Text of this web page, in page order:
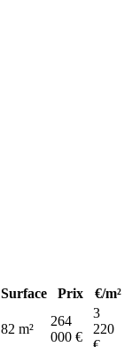
Surface Prix
€/m²
82 m²
264
000 €
3
220